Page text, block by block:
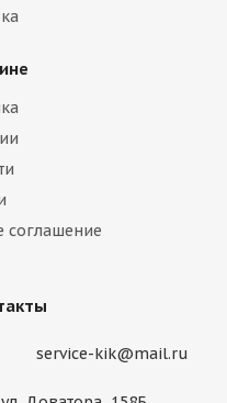
соглашение
service-kik@mail.ru